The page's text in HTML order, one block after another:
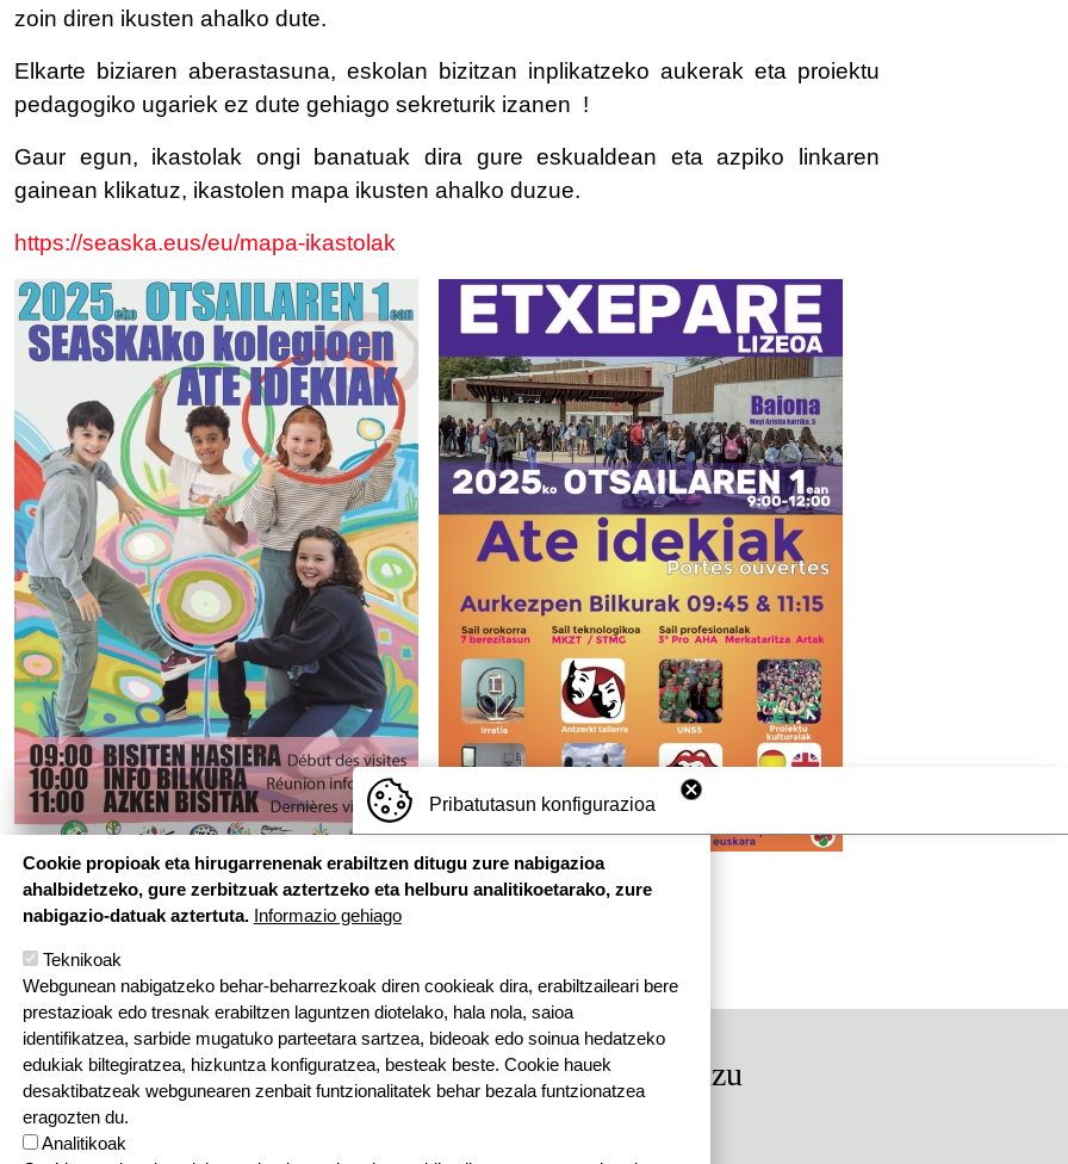
zoin diren ikusten ahalko dute.
Elkarte biziaren aberastasuna, eskolan bizitzan inplikatzeko aukerak eta proiektu
pedagogiko ugariek ez dute gehiago sekreturik izanen !
Gaur egun, ikastolak ongi banatuak dira gure eskualdean eta azpiko linkaren
gainean klikatuz, ikastolen mapa ikusten ahalko duzue.
https://seaska.eus/eu/mapa-ikastolak
IRUDIA IRUDIA
Hemen aurkituko gaituzu
Pribatutasun konfigurazioa
Cookie propioak eta hirugarrenenak erabiltzen ditugu zure nabigazioa
ahalbidetzeko, gure zerbitzuak aztertzeko eta helburu analitikoetarako, zure
nabigazio-datuak aztertuta. Informazio gehiago
Teknikoak
Webgunean nabigatzeko behar-beharrezkoak diren cookieak dira, erabiltzaileari bere
prestazioak edo tresnak erabiltzen laguntzen diotelako, hala nola, saioa
identifikatzea, sarbide mugatuko parteetara sartzea, bideoak edo soinua hedatzeko
edukiak biltegiratzea, hizkuntza konfiguratzea, besteak beste. Cookie hauek
desaktibatzeak webgunearen zenbait funtzionalitatek behar bezala funtzionatzea
eragozten du.
Analitikoak